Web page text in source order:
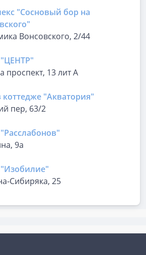
"Сосновый бор на
Вонсовского, 2/44
проспект, 13 лит А
коттедже "Акватория"
пер, 63/2
9а
"Изобилие"
Сибиряка, 25